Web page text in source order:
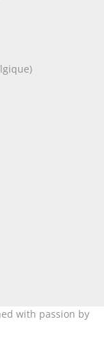
with passion by